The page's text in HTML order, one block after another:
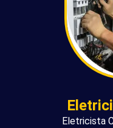
Eletricista